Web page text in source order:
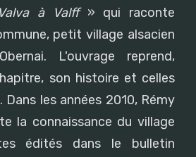
à Valff» qui raconte
petit village alsacien
L'ouvrage reprend,
son histoire et celles
les années 2010, Rémy
la connaissance du village
édités dans le bulletin